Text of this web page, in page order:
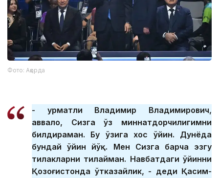
Фото: Ақорда
- Ҳурматли Владимир Владимирович,
аввало, Сизга ўз миннатдорчилигимни
билдираман. Бу ўзига хос ўйин. Дунёда
бундай ўйин йўқ. Мен Сизга барча эзгу
тилакларни тилайман. Навбатдаги ўйинни
Қозоғистонда ўтказайлик, - деди Қасим-